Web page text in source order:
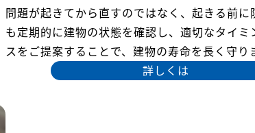
問題が起きてから直すのではなく、起きる前に
も定期的に建物の状態を確認し、適切なタイミ
スをご提案することで、建物の寿命を長く守り
詳しくは